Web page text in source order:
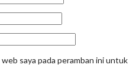
saya pada peramban ini untuk